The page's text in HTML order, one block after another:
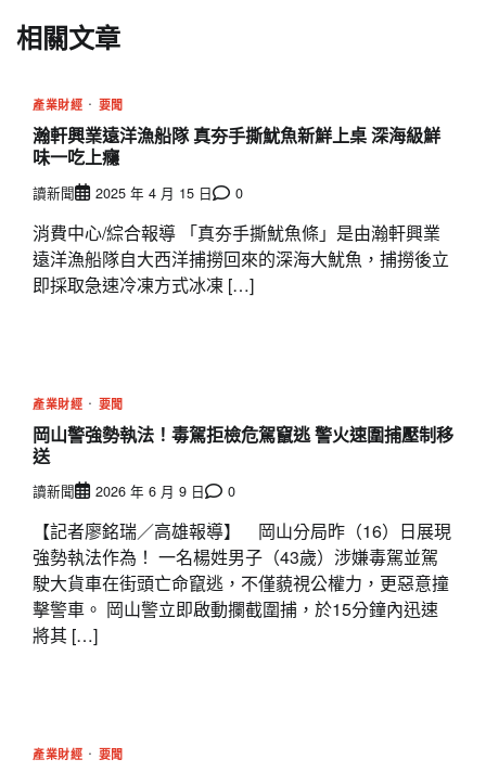
相關文章
產業財經 要聞
瀚軒興業遠洋漁船隊 真夯手撕魷魚新鮮上桌 深海級鮮
味一吃上癮
讀新聞 2025 年 4 月 15 日 0
消費中心/綜合報導 「真夯手撕魷魚條」是由瀚軒興業
遠洋漁船隊自大西洋捕撈回來的深海大魷魚，捕撈後立
即採取急速冷凍方式冰凍 […]
產業財經 要聞
岡山警強勢執法！毒駕拒檢危駕竄逃 警火速圍捕壓制移
送
讀新聞 2026 年 6 月 9 日 0
【記者廖銘瑞／高雄報導】 岡山分局昨（16）日展現
強勢執法作為！ 一名楊姓男子（43歲）涉嫌毒駕並駕
駛大貨車在街頭亡命竄逃，不僅藐視公權力，更惡意撞
擊警車。 岡山警立即啟動攔截圍捕，於15分鐘內迅速
將其 […]
產業財經 要聞